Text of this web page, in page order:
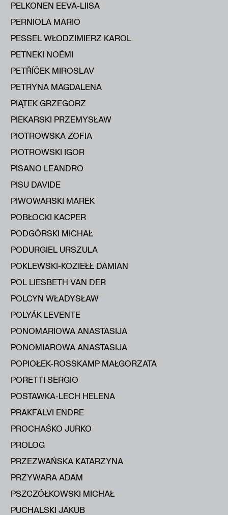
PELKONEN EEVA-LIISA
PERNIOLA MARIO
PESSEL WŁODZIMIERZ KAROL
PETNEKI NOÉMI
PETŘÍČEK MIROSLAV
PETRYNA MAGDALENA
PIĄTEK GRZEGORZ
PIEKARSKI PRZEMYSŁAW
PIOTROWSKA ZOFIA
PIOTROWSKI IGOR
PISANO LEANDRO
PISU DAVIDE
PIWOWARSKI MAREK
POBŁOCKI KACPER
PODGÓRSKI MICHAŁ
PODURGIEL URSZULA
POKLEWSKI-KOZIEŁŁ DAMIAN
POL LIESBETH VAN DER
POLCYN WŁADYSŁAW
POLYÁK LEVENTE
PONOMARIOWA ANASTASIJA
PONOMIAROWA ANASTASIJA
POPIOŁEK-ROSSKAMP MAŁGORZATA
PORETTI SERGIO
POSTAWKA-LECH HELENA
PRAKFALVI ENDRE
PROCHAŚKO JURKO
PROLOG
PRZEZWAŃSKA KATARZYNA
PRZYWARA ADAM
PSZCZÓŁKOWSKI MICHAŁ
PUCHALSKI JAKUB